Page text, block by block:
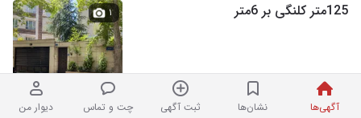
آگهی‌ها نشان‌ها ثبت آگهی چت و تماس دیوار من
125متر کلنگی بر 6متر
۴۵,۰۰۰,۰۰۰,۰۰۰ تومان
نردبان شده
املاک بزرگ سیب در شمس‌آباد
۱